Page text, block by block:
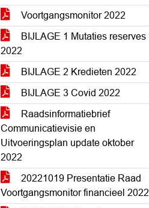
Voortgangsmonitor 2022
BIJLAGE 1 Mutaties reserves
2022
BIJLAGE 2 Kredieten 2022
BIJLAGE 3 Covid 2022
Raadsinformatiebrief
Communicatievisie en
Uitvoeringsplan update oktober
2022
20221019 Presentatie Raad
Voortgangsmonitor financieel 2022